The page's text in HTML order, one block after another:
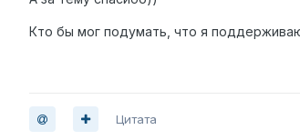
Кто бы мог подумать, что я
Цитата